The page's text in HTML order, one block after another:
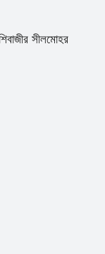
সীলমোহর